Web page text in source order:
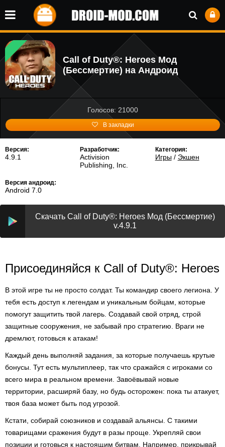
Call of Duty®: Heroes Мод
(Бессмертие) на Андроид
Голосов: 21000
В закладки
Версия:
4.9.1
Разработчик:
Activision
Publishing, Inc.
Категория:
Игры/ Экшен
Версия андроид:
Android 7.0
Скачать Call of Duty®: Heroes Мод (Бессмертие)
v.4.9.1
Присоединяйся к Call of Duty®: Heroes
В этой игре ты не просто солдат. Ты командир своего легиона. У
тебя есть доступ к легендам и уникальным бойцам, которые
помогут защитить твой лагерь. Создавай свой отряд, строй
защитные сооружения, не забывай про стратегию. Враги не
дремлют, готовься к атакам!
Каждый день выполняй задания, за которые получаешь крутые
бонусы. Тут есть мультиплеер, так что сражайся с игроками со
всего мира в реальном времени. Завоёвывай новые
территории, расширяй базу, но будь осторожен: пока ты атакует,
твоя база может быть под угрозой.
Кстати, собирай союзников и создавай альянсы. С такими
товарищами сражения будут в разы проще. Укрепляй свои
позиции и готовься к настоящим битвам. Например, прикрывай